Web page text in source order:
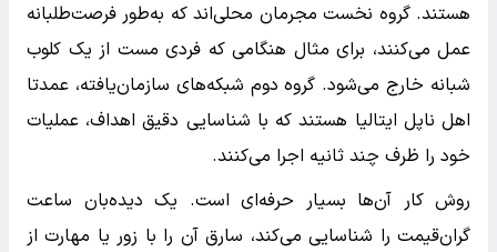
هستند. گروه نخست مجرمان محلی‌اند که به‌طور فرصت‌طلبانه
عمل می‌کنند، برای مثال هنگامی که فردی مست از یک کلوب
شبانه خارج می‌شود. گروه دوم شبکه‌های سازمان‌یافته، عمدتا
اهل ناپل ایتالیا هستند که با شناسایی دقیق اهداف، عملیات
خود را ظرف چند ثانیه اجرا می‌کنند.
روش کار آن‌ها بسیار حرفه‌ای است. یک دیده‌بان ساعت
گران‌قیمت را شناسایی می‌کند، سارق آن را با زور یا مهارت از